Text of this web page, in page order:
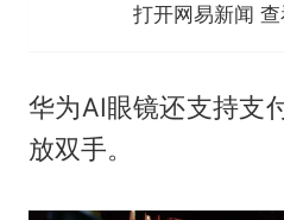
打开网易新闻
华为AI眼镜还支持支
放双手。